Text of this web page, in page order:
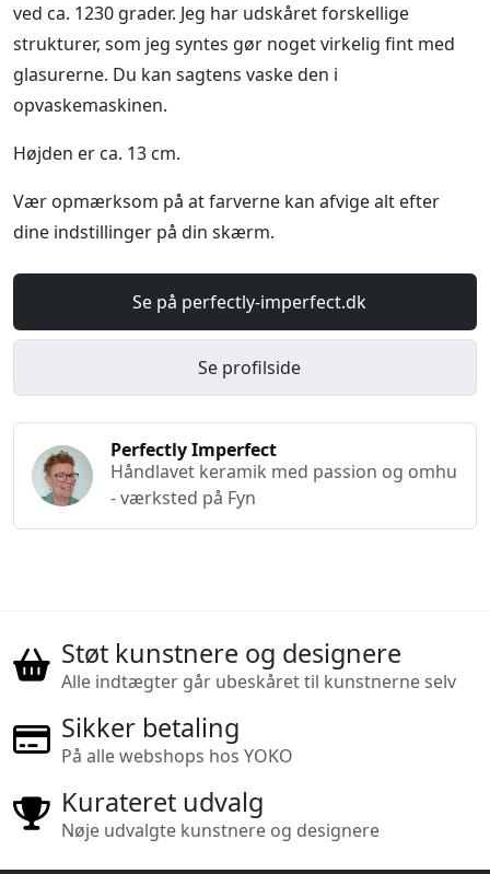
ved ca. 1230 grader. Jeg har udskåret forskellige
strukturer, som jeg syntes gør noget virkelig fint med
glasurerne. Du kan sagtens vaske den i
opvaskemaskinen.
Højden er ca. 13 cm.
Vær opmærksom på at farverne kan afvige alt efter
dine indstillinger på din skærm.
Se på perfectly-imperfect.dk
Se profilside
Perfectly Imperfect
Håndlavet keramik med passion og omhu
- værksted på Fyn
Støt kunstnere og designere
Alle indtægter går ubeskåret til kunstnerne selv
Sikker betaling
På alle webshops hos YOKO
Kurateret udvalg
Nøje udvalgte kunstnere og designere